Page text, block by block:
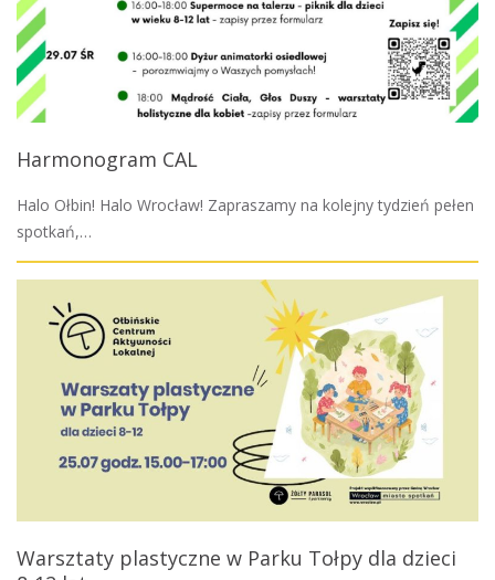
Harmonogram CAL
Halo Ołbin! Halo Wrocław! Zapraszamy na kolejny tydzień pełen
spotkań,…
Warsztaty plastyczne w Parku Tołpy dla dzieci